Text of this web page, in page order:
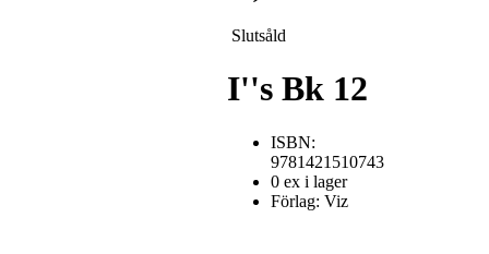
Slutsåld
I''s Bk 12
ISBN:
9781421510743
0 ex i lager
Förlag: Viz